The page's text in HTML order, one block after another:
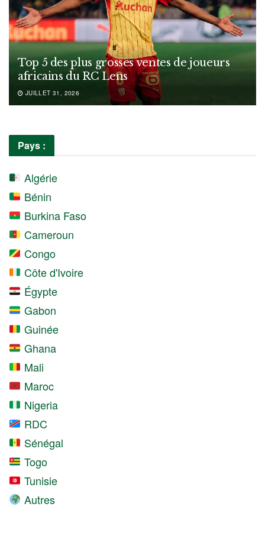
Top 5 des plus grosses ventes de joueurs
africains du RC Lens
JUILLET 31, 2026
Pays :
Algérie
Bénin
Burkina Faso
Cameroun
Congo
Côte d'Ivoire
Égypte
Gabon
Guinée
Ghana
Mali
Maroc
Nigeria
RDC
Sénégal
Togo
Tunisie
Autres